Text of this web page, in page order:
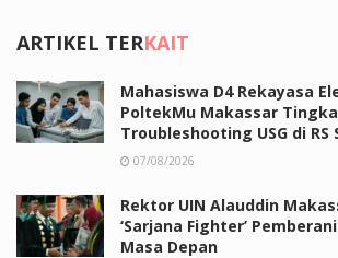
ARTIKEL TERKAIT
Mahasiswa D4 Rekayasa
PoltekMu Makassar
Troubleshooting USG di RS
07/08/2026
Rektor UIN Alauddin
‘Sarjana Fighter’
Masa Depan